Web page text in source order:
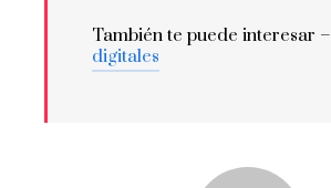
También te puede interesar –
digitales